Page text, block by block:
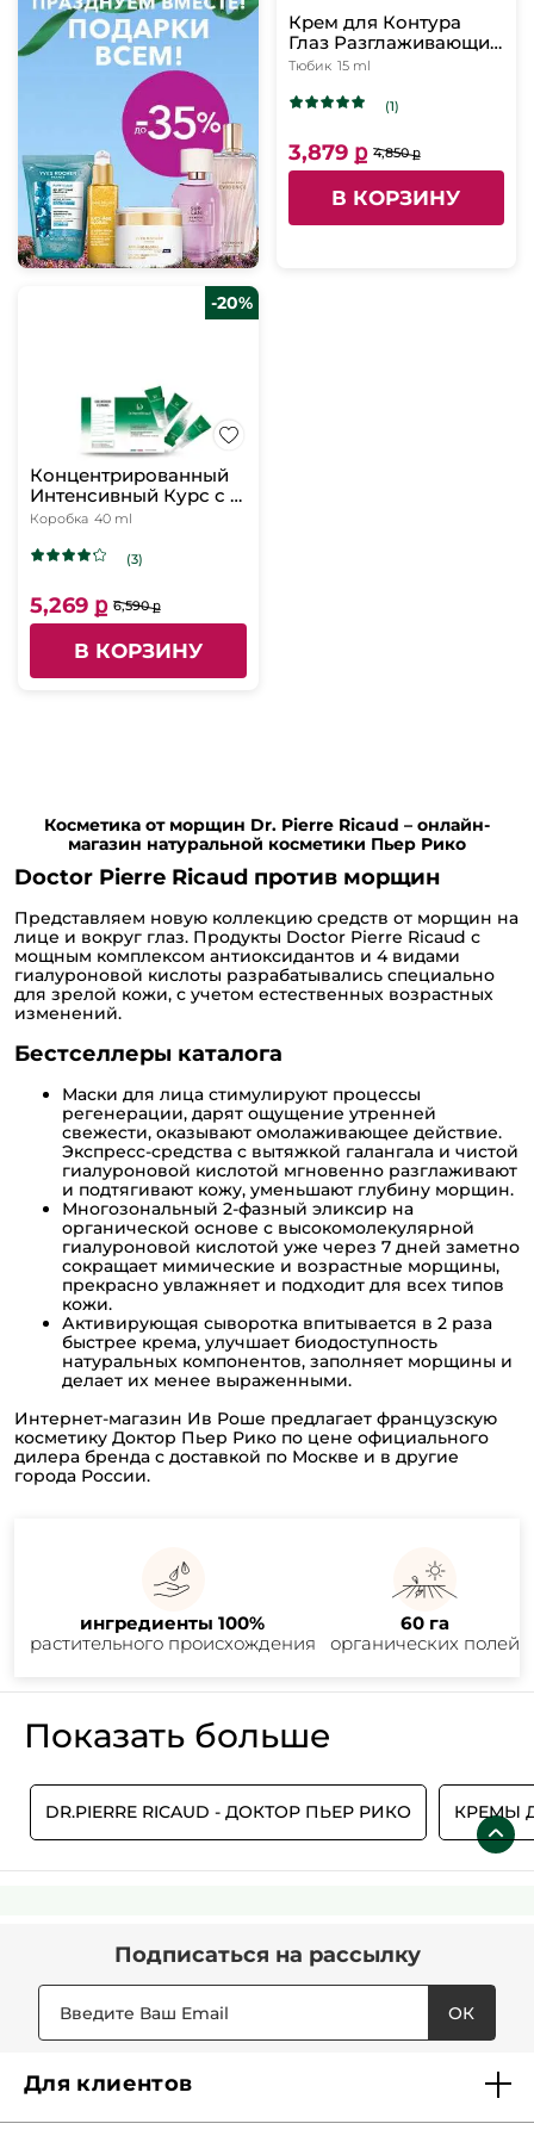
Крем для Контура
Глаз Разглаживающий
и Заполняющий
Тюбик 15 ml
(1)
3,879 ք 4,850 ք
В КОРЗИНУ
-20%
Концентрированный
Интенсивный Курс с 4
Формами
Кислоты - Флюид
защиты от стресса -
для лица и шеи, 4 х 10
Коробка 40 ml
(3)
5,269 ք 6,590 ք
В КОРЗИНУ
Косметика от морщин Dr. Pierre Ricaud – онлайн-
магазин натуральной косметики Пьер Рико
Doctor Pierre Ricaud против морщин
Представляем новую коллекцию средств от морщин на
лице и вокруг глаз. Продукты Doctor Pierre Ricaud с
мощным комплексом антиоксидантов и 4 видами
гиалуроновой кислоты разрабатывались специально
для зрелой кожи, с учетом естественных возрастных
изменений.
Бестселлеры каталога
Маски для лица стимулируют процессы
регенерации, дарят ощущение утренней
свежести, оказывают омолаживающее действие.
Экспресс-средства с вытяжкой галангала и чистой
гиалуроновой кислотой мгновенно разглаживают
и подтягивают кожу, уменьшают глубину морщин.
Многозональный 2-фазный эликсир на
органической основе с высокомолекулярной
гиалуроновой кислотой уже через 7 дней заметно
сокращает мимические и возрастные морщины,
прекрасно увлажняет и подходит для всех типов
кожи.
Активирующая сыворотка впитывается в 2 раза
быстрее крема, улучшает биодоступность
натуральных компонентов, заполняет морщины и
делает их менее выраженными.
Интернет-магазин Ив Роше предлагает французскую
косметику Доктор Пьер Рико по цене официального
дилера бренда с доставкой по Москве и в другие
города России.
ингредиенты 100%
растительного происхождения
60 га
органических полей
Показать больше
DR.PIERRE RICAUD - ДОКТОР ПЬЕР РИКО КРЕМЫ
Подписаться на рассылку
ОК
Для клиентов